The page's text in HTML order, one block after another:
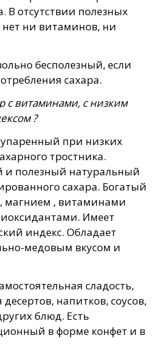
В отсутствии полезных
нет ни витаминов, ни
бесполезный, если
сахара.
с витаминами, с низким
?
при низких
тростника.
и полезный натуральный
сахара. Богатый
магнием , витаминами
Имеет
индекс. Обладает
медовым вкусом и
сладость,
напитков, соусов,
блюд. Есть
в форме конфет и в